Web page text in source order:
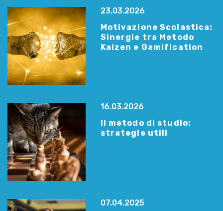
23.03.2026
Motivazione Scolastica:
Sinergie tra Metodo
Kaizen e Gamification
16.03.2026
Il metodo di studio:
strategie utili
07.04.2025